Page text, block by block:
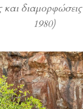
και
1980)